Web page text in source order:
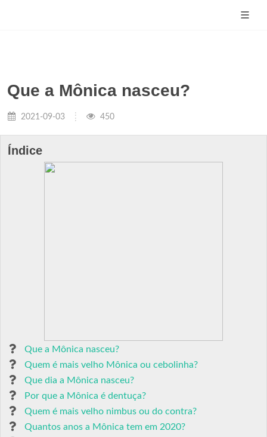
Que a Mônica nasceu?
2021-09-03 450
Índice
Que a Mônica nasceu?
Quem é mais velho Mônica ou cebolinha?
Que dia a Mônica nasceu?
Por que a Mônica é dentuça?
Quem é mais velho nimbus ou do contra?
Quantos anos a Mônica tem em 2020?